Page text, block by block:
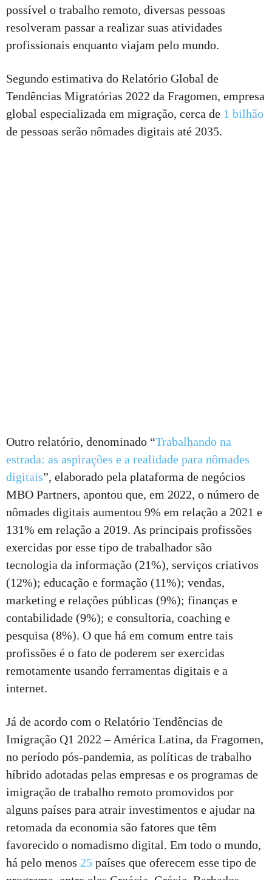
possível o trabalho remoto, diversas pessoas
resolveram passar a realizar suas atividades
profissionais enquanto viajam pelo mundo.
Segundo estimativa do Relatório Global de
Tendências Migratórias 2022 da Fragomen, empresa
global especializada em migração, cerca de 1 bilhão
de pessoas serão nômades digitais até 2035.
Outro relatório, denominado “Trabalhando na
estrada: as aspirações e a realidade para nômades
digitais”, elaborado pela plataforma de negócios
MBO Partners, apontou que, em 2022, o número de
nômades digitais aumentou 9% em relação a 2021 e
131% em relação a 2019. As principais profissões
exercidas por esse tipo de trabalhador são
tecnologia da informação (21%), serviços criativos
(12%); educação e formação (11%); vendas,
marketing e relações públicas (9%); finanças e
contabilidade (9%); e consultoria, coaching e
pesquisa (8%). O que há em comum entre tais
profissões é o fato de poderem ser exercidas
remotamente usando ferramentas digitais e a
internet.
Já de acordo com o Relatório Tendências de
Imigração Q1 2022 – América Latina, da Fragomen,
no período pós-pandemia, as políticas de trabalho
híbrido adotadas pelas empresas e os programas de
imigração de trabalho remoto promovidos por
alguns países para atrair investimentos e ajudar na
retomada da economia são fatores que têm
favorecido o nomadismo digital. Em todo o mundo,
há pelo menos 25 países que oferecem esse tipo de